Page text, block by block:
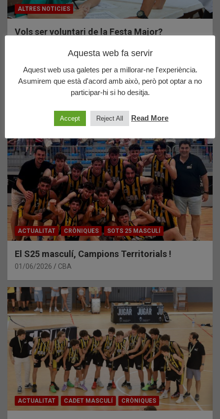
ALTRES NOTICIES
Vols ser voluntari de la Festa Major?
L’Ajuntament d’Argentona ens demana col·laboració de
voluntaris per ajudar en alguns actes de la Festa Major.…
ACTUALITAT CRÒNIQUES SOTS 25 MASCULÍ
El S25 masculí, Campions Territorials !
01/06/2026 CBA
ACTUALITAT CADET MASCULÍ CRÒNIQUES
Aquesta web fa servir
Aquest web usa galetes per a millorar-ne l'experiència.
Asumirem que està d'acord amb això, però pot optar a no
participar-hi si ho desitja.
Accept Reject All Read More